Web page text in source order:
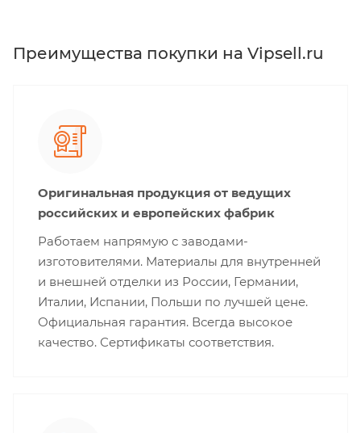
Преимущества покупки на Vipsell.ru
Оригинальная продукция от ведущих
российских и европейских фабрик
Работаем напрямую с заводами-
изготовителями. Материалы для внутренней
и внешней отделки из России, Германии,
Италии, Испании, Польши по лучшей цене.
Официальная гарантия. Всегда высокое
качество. Сертификаты соответствия.